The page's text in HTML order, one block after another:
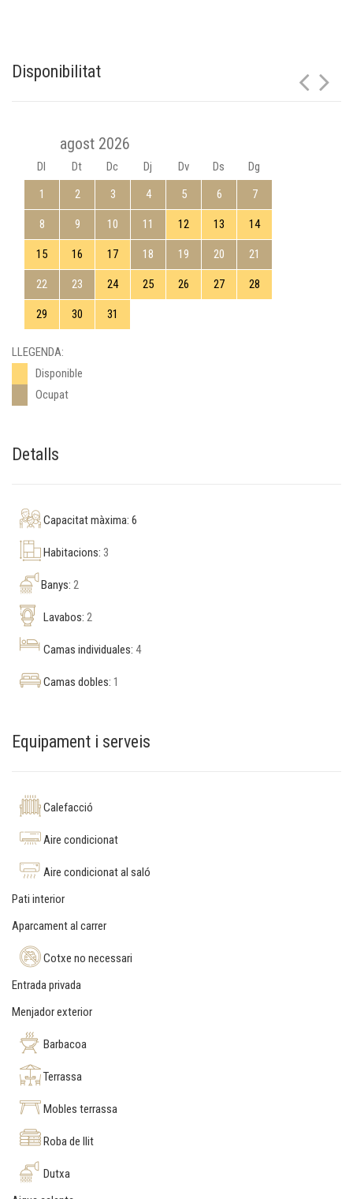
Disponibilitat
agost 2026
Dl Dt Dc Dj Dv Ds
Dg
1
2 3 4 5 6 7
8 9 10 11 12 13 14
15 16 17 18 19 20 21
22 23 24 25 26 27 28
29 30 31
LLEGENDA:
Disponible
Ocupat
Detalls
Capacitat màxima: 6
Habitacions: 3
Banys: 2
Lavabos: 2
Camas individuales: 4
Camas dobles: 1
Equipament i serveis
Calefacció
Aire condicionat
Aire condicionat al saló
Pati interior
Aparcament al carrer
Cotxe no necessari
Entrada privada
Menjador exterior
Barbacoa
Terrassa
Mobles terrassa
Roba de llit
Dutxa